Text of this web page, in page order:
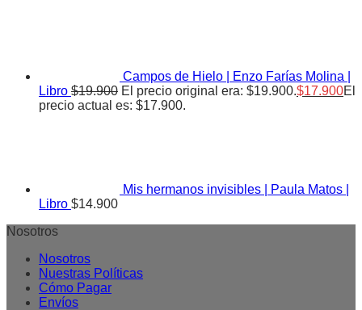
Campos de Hielo | Enzo Farías Molina |
Libro $19.900 El precio original era: $19.900.$17.900El
precio actual es: $17.900.
Mis hermanos invisibles | Paula Matos |
Libro $14.900
Nosotros
Nosotros
Nuestras Políticas
Cómo Pagar
Envíos